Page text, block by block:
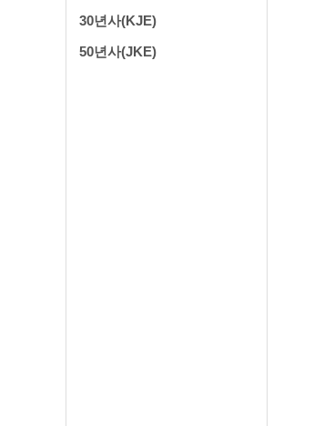
30년사(KJE)
50년사(JKE)